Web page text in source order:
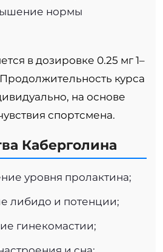
нормы
в дозировке 0.25 мг 1–
курса
на основе
спортсмена.
Каберголина
уровня пролактина;
либидо и потенции;
гинекомастии;